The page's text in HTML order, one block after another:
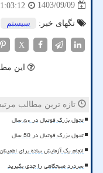
1403/09/09
تگهای خبر:
سیستم
X
این
تازه ترین مطالب
تحول بزرگ فوتبال در ۵۰ سال
تحول بزرگ فوتبال در 50 سال
انجام یک آزمایش ساده برای
سردرد صبحگاهی را جدی بگیرید